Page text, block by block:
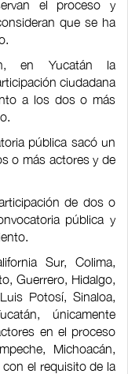
el proceso y
que se ha
en Yucatán la
ciudadana
a los dos o más
pública sacó un
o más actores y de
de dos o
pública y
Sur, Colima,
Guerrero, Hidalgo,
Potosí, Sinaloa,
únicamente
en el proceso
Michoacán,
con el requisito de la